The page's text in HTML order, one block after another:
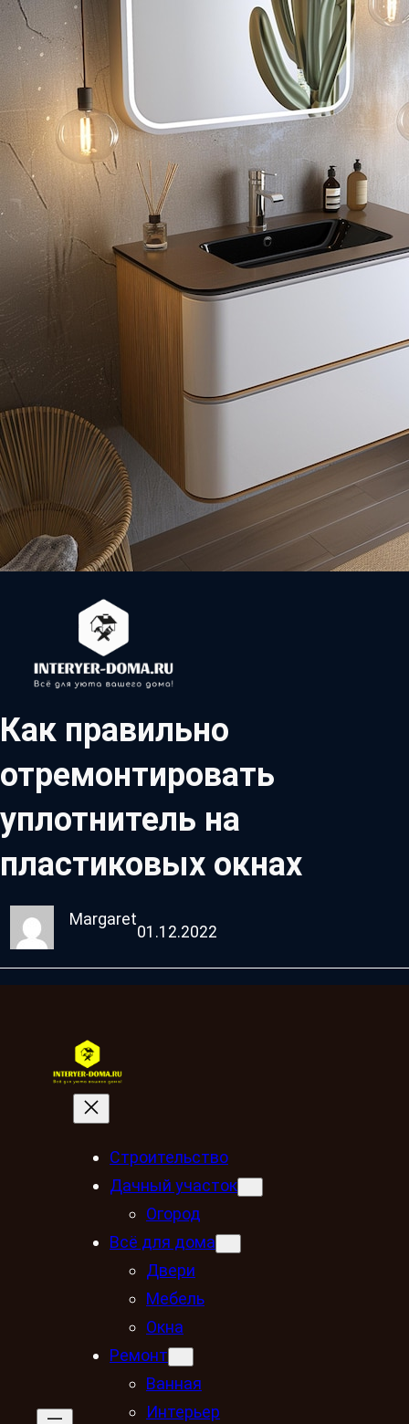
Как правильно
отремонтировать
уплотнитель на
пластиковых окнах
Margaret
01.12.2022
Строительство
Дачный участок
Огород
Всё для дома
Двери
Мебель
Окна
Ремонт
Ванная
Интерьер